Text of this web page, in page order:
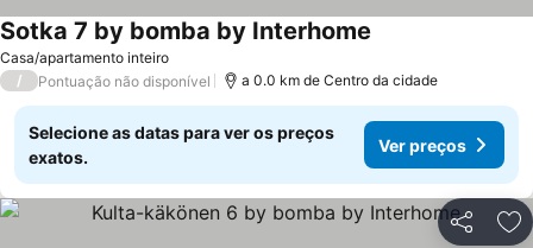
Casa/apartamento inteiro
Sotka 7 by bomba by Interhome
/ Pontuação não disponível a 0.0 km de Centro da cidade
Selecione as datas para ver os preços
exatos.
Ver preços
Partilhar